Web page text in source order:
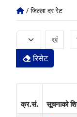
/ जिल्ला दर रेट
रिसेट
क्र.सं. सूचनाको